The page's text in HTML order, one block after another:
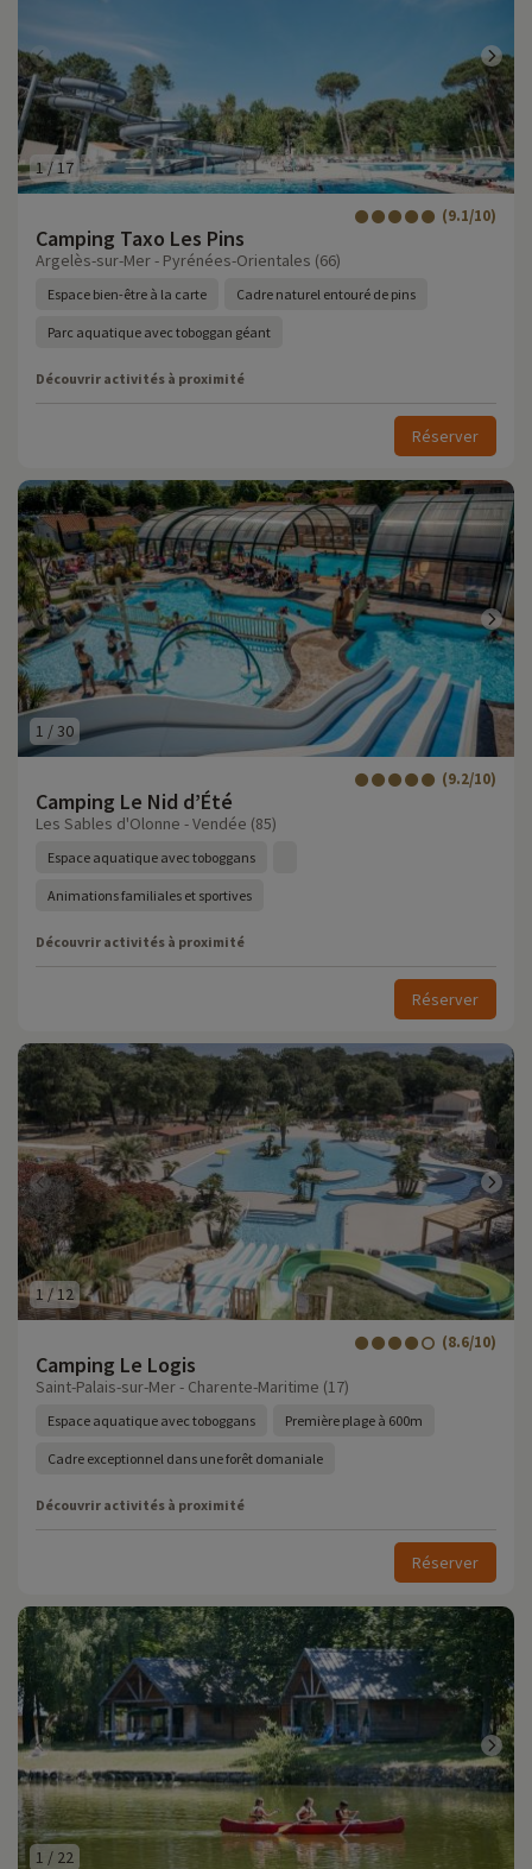
1/17
Camping Taxo Les Pins
(9.1/10)
Argelès-sur-Mer - Pyrénées-Orientales (66)
Espace bien-être à la carte Cadre naturel entouré de pins
Parc aquatique avec toboggan géant
Découvrir activités à proximité
Réserver
1 /30
Camping Le Nid d’Été
(9.2/10)
Les Sables d'Olonne - Vendée (85)
Espace aquatique avec toboggans
Animations familiales et sportives
Découvrir activités à proximité
Réserver
1 /12
Camping Le Logis
(8.6/10)
Saint-Palais-sur-Mer - Charente-Maritime (17)
Espace aquatique avec toboggans Première plage à 600m
Cadre exceptionnel dans une forêt domaniale
Découvrir activités à proximité
Réserver
1 / 22